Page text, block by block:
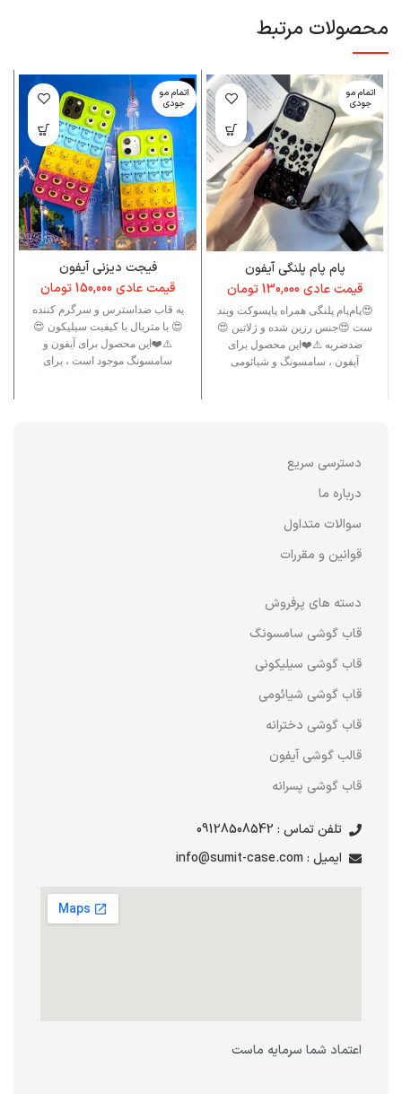
محصولات مرتبط
اتمام مو
جودی
پام پام پلنگی آیفون
قیمت عادی130,000تومان
😍پام‌پام پلنگی همراه پاپسوکت وبند
ست 😍جنس رزین شده و ژلاتین 😍
ضدضربه ⚠️❤️این محصول برای
آیفون ، سامسونگ و شیائومی
اتمام مو
جودی
فیجت دیزنی آیفون
قیمت عادی150,000تومان
یه قاب ضداسترس و سرگرم کننده
😍 با متریال با کیفیت سیلیکون 😍
⚠️❤️این محصول برای آیفون و
سامسونگ موجود است ، برای
دسترسی سریع
درباره ما
سوالات متداول
قوانین و مقررات
دسته های پرفروش
قاب گوشی سامسونگ
قاب گوشی سیلیکونی
قاب گوشی شیائومی
قاب گوشی دخترانه
قالب گوشی آیفون
قاب گوشی پسرانه
تلفن تماس : 09128508542
ایمیل : info@sumit-case.com
اعتماد شما سرمایه ماست